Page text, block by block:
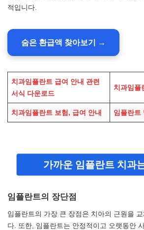
적입니다.
숨은 환급액 찾아보기 →
치과임플란트 급여 안내 관련
서식 다운로드
치과임플
치과임플란트 보험, 급여 안내 임플란트
가까운 임플란트 치과
임플란트의 장단점
임플란트의 가장 큰 장점은 치아의 근원을
다. 또한, 임플란트는 안정적이고 오랫동안